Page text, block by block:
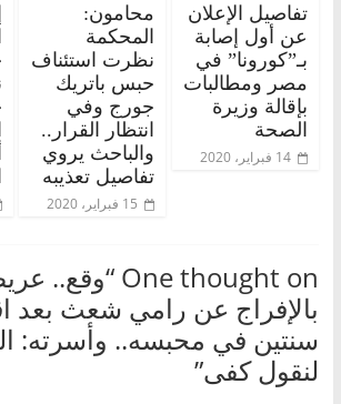
تفاصيل الإعلان
عن أول إصابة
بـ”كورونا” في
مصر ومطالبات
بإقالة وزيرة
الصحة
14 فبراير، 2020
محامون:
المحكمة
نظرت استئناف
حبس باتريك
جورج وفي
انتظار القرار..
والباحث يروي
تفاصيل تعذيبه
15 فبراير، 2020
One thought on “ وقع..
بالإفراج عن رامي شعث بعد
سنتين في محبسه.. وأسرته:
لنقول كفى”